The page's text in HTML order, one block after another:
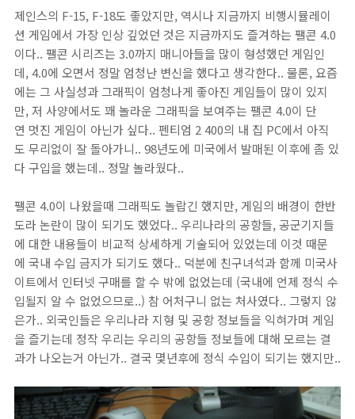
제인스의 F-15, F-18도 좋았지만, 역시나 지금까지 비행시뮬레이
션 게임에서 가장 인상 깊었던 것은 지금까지도 즐겨하는 팰콘 4.0
이다.. 팰콘 시리즈는 3.0까지 매니아들을 많이 형성했던 게임인
데, 4.0에 오면서 정말 엄청난 변신을 했다고 생각한다.. 물론, 요즘
에는 그 사실성과 그래픽이 엄청나게 좋아진 게임들이 많이 있지
만, 저 사양에서도 꽤 놀라운 그래픽을 보여주는 팰콘 4.0이 단
연 멋진 게임이 아닌가 싶다.. 펜티엄 2 400의 내 집 PC에서 아직
도 무리없이 잘 돌아가니.. 98년도에 미국에서 발매된 이후에 좀 있
다 구입을 했는데.. 정말 놀라웠다..
팰콘 4.0이 나왔을때 그래픽도 놀랍긴 했지만, 게임의 배경이 한반
도라 논란이 많이 되기도 했었다.. 우리나라의 공항들, 공군기지들
에 대한 내용들이 비교적 상세하게 기술되어 있었는데 이것 때문
에 국내 수입 금지가 되기도 했다.. 덕분에 친구녀석과 함께 미국사
이트에서 인터넷 구매를 할 수 밖에 없었는데 (국내에 언제 정식 수
입될지 알 수 없었으므로..) 참 어처구니 없는 처사였다.. 그렇지 않
은가.. 외국인들은 우리나라 지형 및 공항 정보들을 익혀가며 게임
을 즐기는데 정작 우리는 우리의 공항들 정보들에 대해 모르는 결
과가 나오는거 아닌가.. 결국 몇년후에 정식 수입이 되기는 했지만..